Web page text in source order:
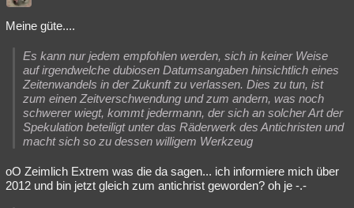
Meine güte....
Es kann nur jedem empfohlen werden, sich in keiner Weise
auf irgendwelche dubiosen Datumsangaben hinsichtlich eines
Zeitenwandels in der Zukunft zu verlassen. Dies zu tun, ist
zum einen Zeitverschwendung und zum andern, was noch
schwerer wiegt, kommt jedermann, der sich an solcher Art der
Spekulation beteiligt unter das Räderwerk des Antichristen und
macht sich so zu dessen willigem Werkzeug
oO Zeimlich Extrem was die da sagen... ich informiere mich über
2012 und bin jetzt gleich zum antichrist geworden? oh je -.-